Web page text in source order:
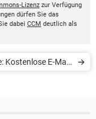
Lizenz zur Verfügung
dürfen Sie das
dabei CCM deutlich als
Kostenlose E-Mail-